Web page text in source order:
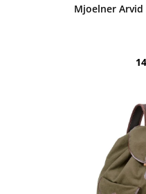
Mjoelner Arvid